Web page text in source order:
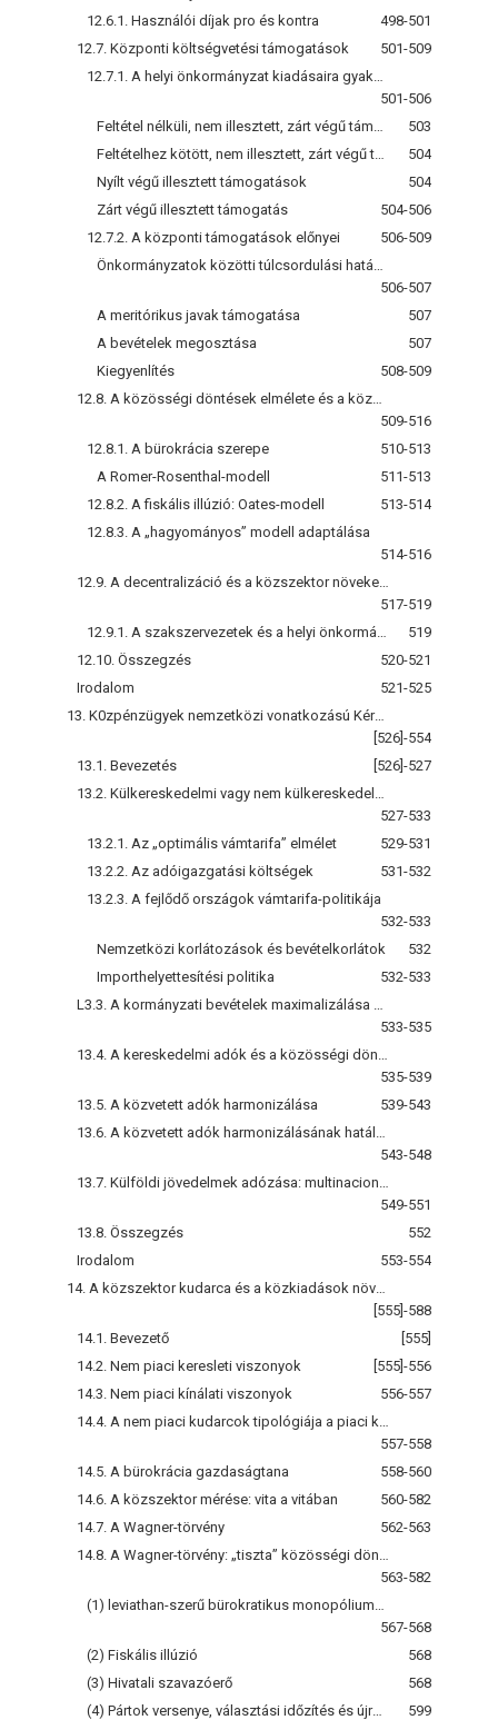
12.6.1. Használói díjak pro és kontra
498-501
12.7. Központi költségvetési támogatások
501-509
501-506
503
504
Nyílt végű illesztett támogatások
504
Zárt végű illesztett támogatás
504-506
12.7.2. A központi támogatások előnyei
506-509
506-507
A meritórikus javak támogatása
507
A bevételek megosztása
507
Kiegyenlítés
508-509
509-516
12.8.1. A bürokrácia szerepe
510-513
A Romer-Rosenthal-modell
511-513
12.8.2. A fiskális illúzió: Oates-modell
513-514
12.8.3. A „hagyományos” modell adaptálása
514-516
517-519
519
12.10. Összegzés
520-521
Irodalom
521-525
13. K0zpénzügyek nemzetközi vonatkozású Kérdései
[526]-554
13.1. Bevezetés
[526]-527
527-533
13.2.1. Az „optimális vámtarifa” elmélet
529-531
13.2.2. Az adóigazgatási költségek
531-532
13.2.3. A fejlődő országok vámtarifa-politikája
532-533
Nemzetközi korlátozások és bevételkorlátok
532
Importhelyettesítési politika
532-533
533-535
535-539
13.5. A közvetett adók harmonizálása
539-543
543-548
549-551
13.8. Összegzés
552
Irodalom
553-554
[555]-588
14.1. Bevezető
[555]
14.2. Nem piaci keresleti viszonyok
[555]-556
14.3. Nem piaci kínálati viszonyok
556-557
557-558
14.5. A bürokrácia gazdaságtana
558-560
14.6. A közszektor mérése: vita a vitában
560-582
14.7. A Wagner-törvény
562-563
563-582
567-568
(2) Fiskális illúzió
568
(3) Hivatali szavazóerő
568
(4) Pártok versenye, választási időzítés és újraelosztás
599